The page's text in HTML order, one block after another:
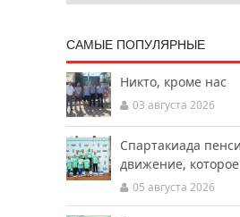
САМЫЕ ПОПУЛЯРНЫЕ
Никто, кроме нас
03 августа 2026
Спартакиада
движение,
05 августа 2026